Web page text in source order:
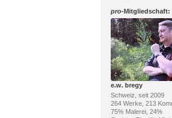
pro-Mitgliedschaft:
e.w. bregy
Schweiz, seit 2009
264 Werke, 213
75% Malerei, 24%